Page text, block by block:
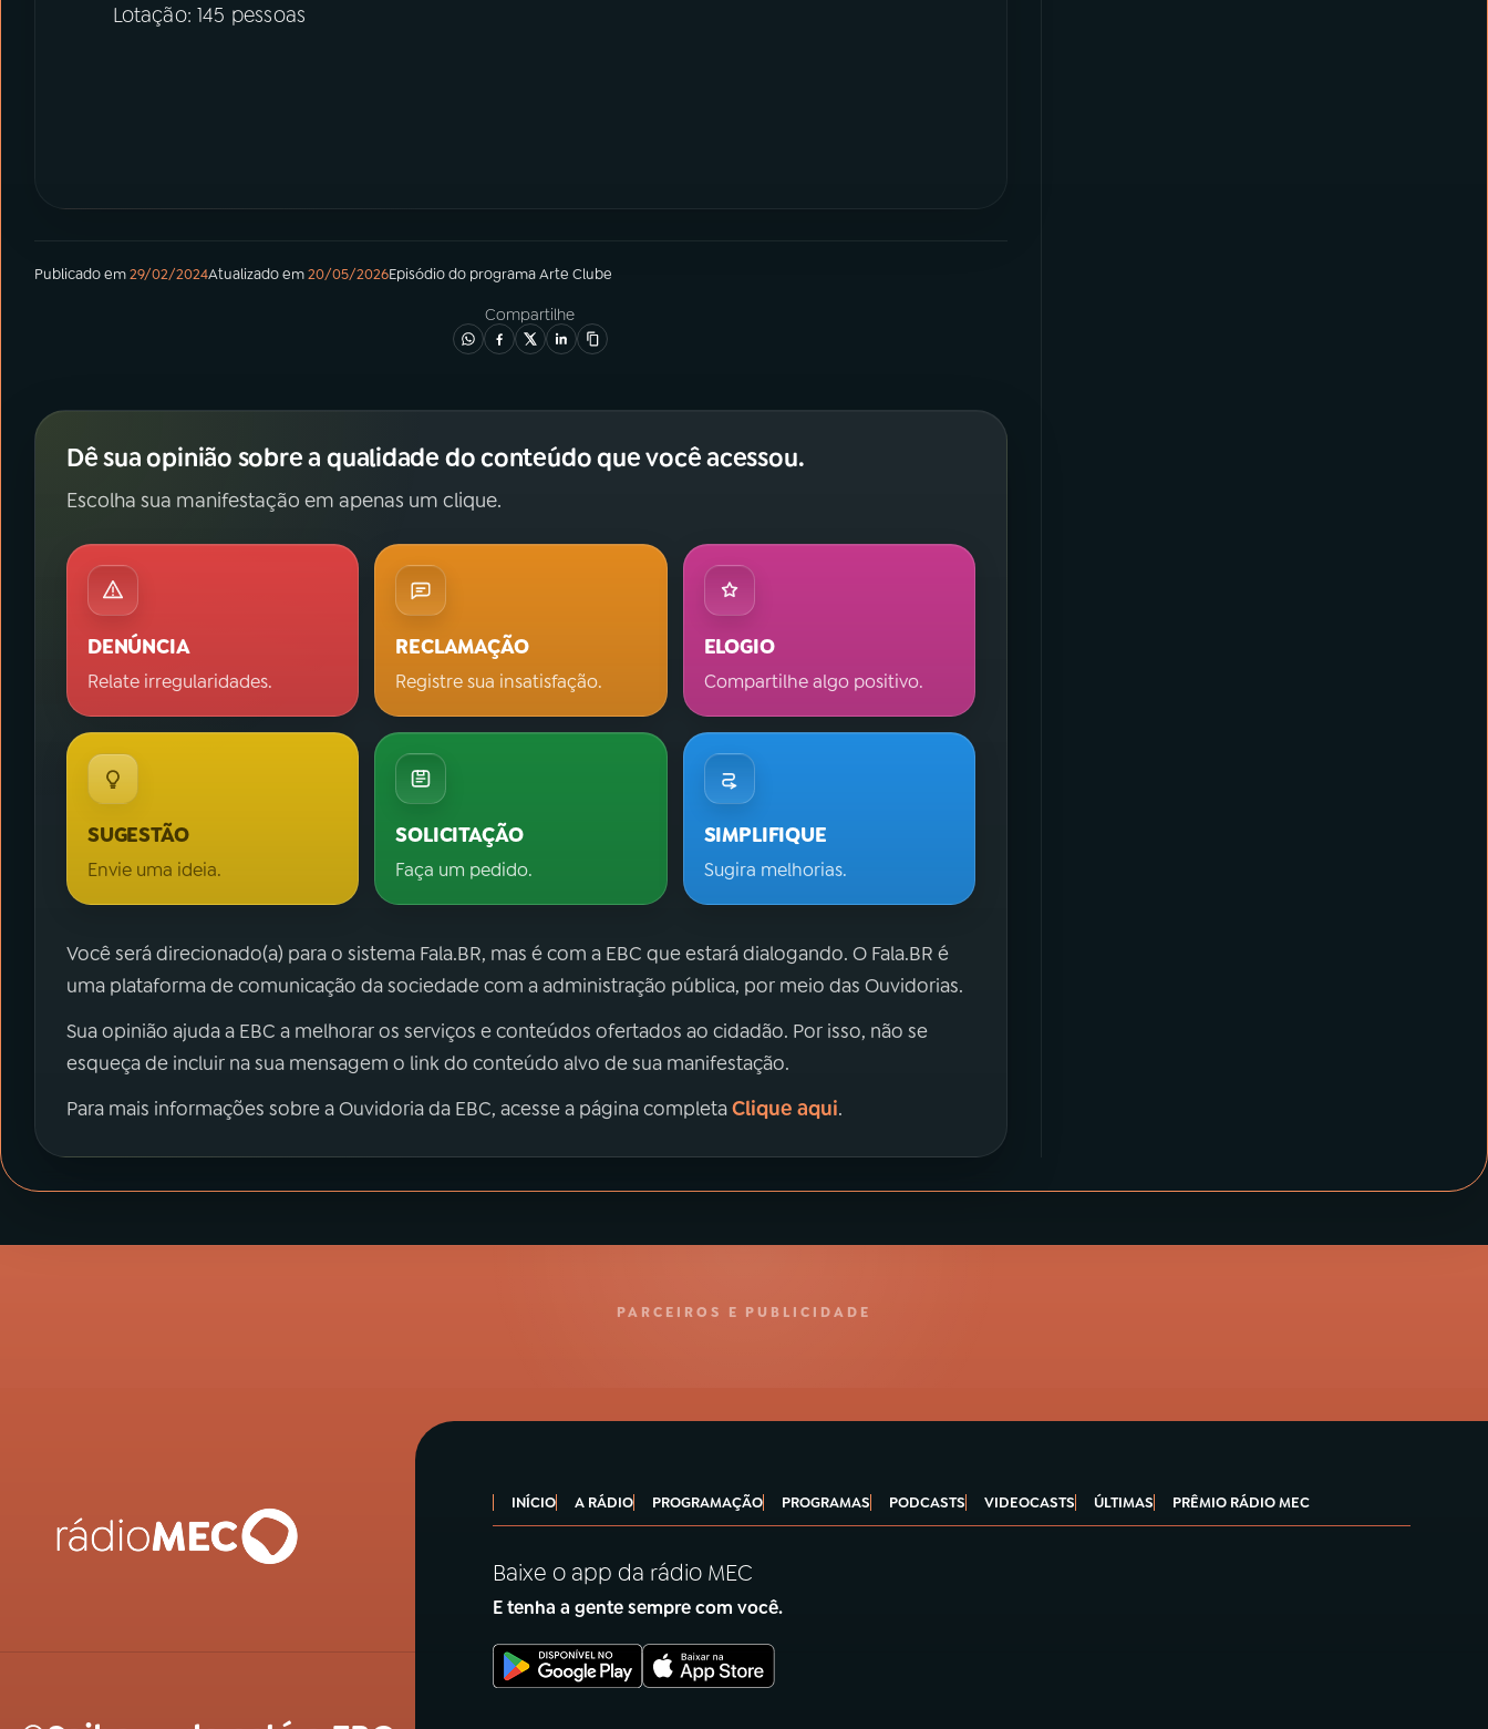
Lotação: 145 pessoas
Publicado em29/02/2024Atualizado em20/05/2026Episódiodo programaArte Clube
Compartilhe
Dê sua opinião sobre a qualidade do conteúdo que você acessou.
Escolha sua manifestação em apenas um clique.
DENÚNCIA
Relate irregularidades.
RECLAMAÇÃO
Registre sua insatisfação.
ELOGIO
Compartilhe algo positivo.
SUGESTÃO
Envie uma ideia.
SOLICITAÇÃO
Faça um pedido.
SIMPLIFIQUE
Sugira melhorias.
Você será direcionado(a) para o sistema Fala.BR, mas é com a EBC que estará dialogando. O Fala.BR é
uma plataforma de comunicação da sociedade com a administração pública, por meio das Ouvidorias.
Sua opinião ajuda a EBC a melhorar os serviços e conteúdos ofertados ao cidadão. Por isso, não se
esqueça de incluir na sua mensagem o link do conteúdo alvo de sua manifestação.
Para mais informações sobre a Ouvidoria da EBC, acesse a página completaClique aqui.
PARCEIROS E PUBLICIDADE
INÍCIO A RÁDIO PROGRAMAÇÃO PROGRAMAS PODCASTS VIDEOCASTS ÚLTIMAS PRÊMIO RÁDIO MEC
Baixe o app da rádio MEC
E tenha a gente sempre com você.